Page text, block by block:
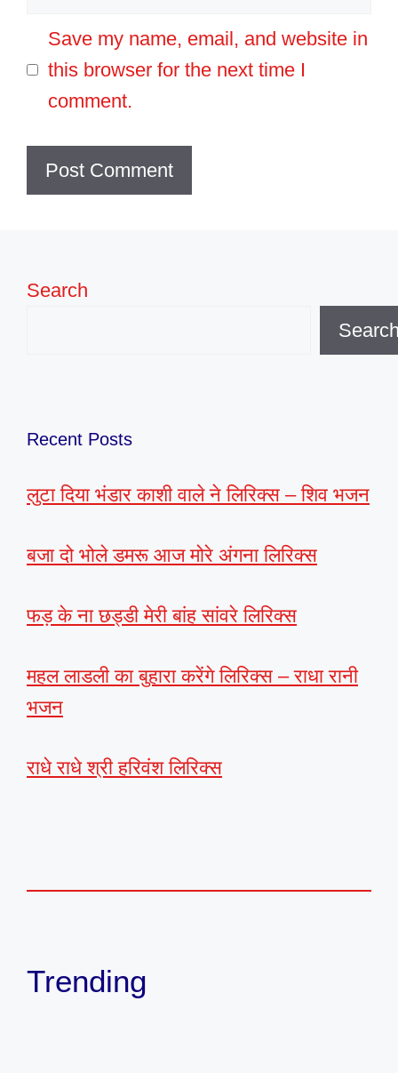
Save my name, email, and website in
this browser for the next time I
comment.
Search
Recent Posts
लुटा दिया भंडार काशी वाले ने लिरिक्स – शिव भजन
बजा दो भोले डमरू आज मोरे अंगना लिरिक्स
फड़ के ना छड्डी मेरी बांह सांवरे लिरिक्स
महल लाडली का बुहारा करेंगे लिरिक्स – राधा रानी
भजन
राधे राधे श्री हरिवंश लिरिक्स
Trending